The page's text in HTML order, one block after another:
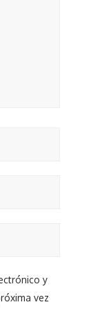
y
vez